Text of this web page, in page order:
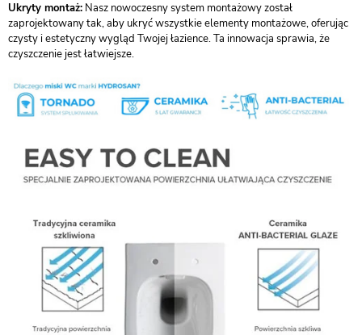
Ukryty montaż: Nasz nowoczesny system montażowy został
zaprojektowany tak, aby ukryć wszystkie elementy montażowe, oferując
czysty i estetyczny wygląd Twojej łazience. Ta innowacja sprawia, że
czyszczenie jest łatwiejsze.